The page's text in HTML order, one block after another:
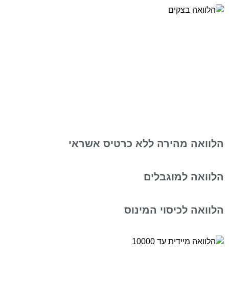
הלוואה מהירה ללא כרטיס אשראי
הלוואה למוגבלים
הלוואה לכיסוי המינוס